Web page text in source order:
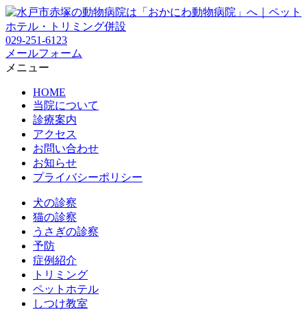
029-251-6123
メールフォーム
メニュー
HOME
当院について
診療案内
アクセス
お問い合わせ
お知らせ
プライバシーポリシー
犬の診察
猫の診察
うさぎの診察
予防
症例紹介
トリミング
ペットホテル
しつけ教室